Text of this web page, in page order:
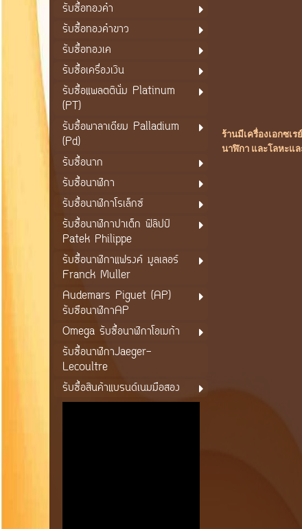
รับซื้อทองคำ
รับซื้อทองคำขาว
รับซื้อทองเค
รับซื้อเครื่องเงิน
รับซื้อแพลตตินั่ม Platinum
(PT)
รับซื้อพาลาเดียม Palladium
(Pd)
รับซื้อนาก
รับซื้อนาฬิกา
รับซื้อนาฬิกาโรเล็กซ์
รับซื้อนาฬิกาปาเต็ก ฟิลิปป์
Patek Philippe
รับซื้อนาฬิกาแฟรงค์ มูลเลอร์
Franck Muller
Audemars Piguet (AP)
รับซือนาฬิกาAP
Omega รับซื้อนาฬิกาโอเมก้า
รับซื้อนาฬิกาJaeger-
Lecoultre
รับซื้อสินค้าแบรนด์เนมมือสอง
ร้านมีเครื่องเอกซเ
นาฬิกา และโลหะแล